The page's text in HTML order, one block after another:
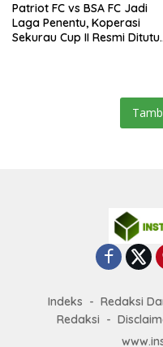
Patriot FC vs BSA FC Jadi
Laga Penentu, Koperasi
Sekurau Cup II Resmi
Indeks Redaksi
Redaksi